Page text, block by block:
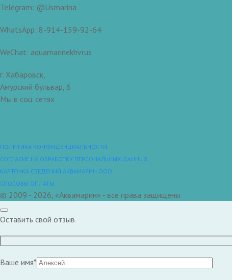
Telegram: @Usmarina
WhatsApp: 8-914-159-92-64
WeChat: aquamarinekhvrus
г. Хабаровск,
Амурский бульвар, 6
Мы в соц. сетях
ПОЛИТИКА КОНФИДЕНЦИАЛЬНОСТИ
СОГЛАСИЕ НА ОБРАБОТКУ ПЕРСОНАЛЬНЫХ ДАННЫХ
КАРТОЧКА СВЕДЕНИЙ АКВАМАРИН ООО
СПОСОБЫ ОПЛАТЫ
© 2009 - 2026, «Аквамарин» - все права защищены
Оставить свой отзыв
Ваше имя*